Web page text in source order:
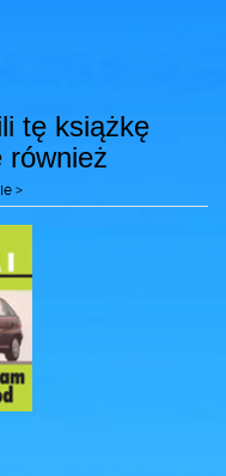
tę książkę
również
>